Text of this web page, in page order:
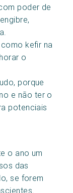
poder de
kefir na
o
porque
e não ter o
potenciais
o ano um
das
se forem